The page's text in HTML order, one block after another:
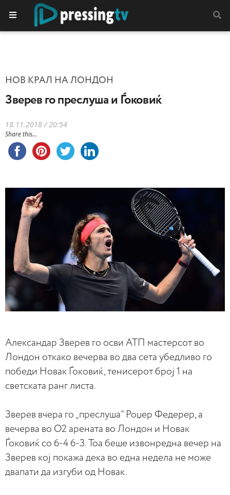
НОВ КРАЛ НА ЛОНДОН
Зверев го преслуша и Ѓоковиќ
18.11.2018 / 20:54
Share this...
Александар Зверев го осви АТП мастерсот во
Лондон откако вечерва во два сета убедливо го
победи Новак Ѓоковиќ, тенисерот број 1 на
светската ранг листа.
Зверев вчера го „преслуша“ Роџер Федерер, а
вечерва во О2 арената во Лондон и Новак
Ѓоковиќ со 6-4 6-3. Тоа беше извонредна вечер на
Зверев кој покажа дека во една недела не може
двапати да изгуби од Новак.